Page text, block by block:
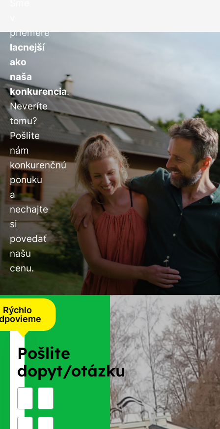
priemere
lacnejší
ako
naša
konkurencia.
Neveríte
tomu?
Pošlite
nám
konkurenčnú
ponuku
a
nechajte
si
povedať
našu
cenu.
Rýchlo
Pošlite
dopyt/otázku